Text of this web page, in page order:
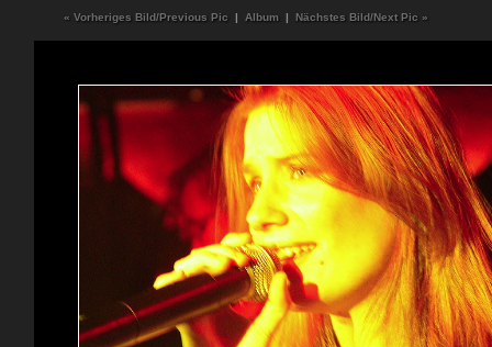
« Vorheriges Bild/Previous Pic | Album | Nächstes Bild/Next Pic »